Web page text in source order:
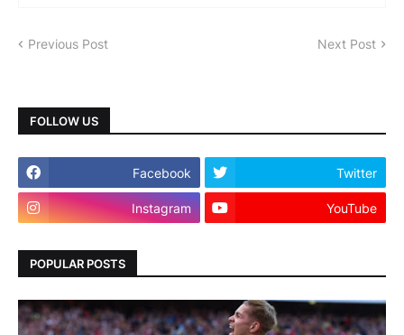
Previous Post Next Post
FOLLOW US
Facebook Twitter
Instagram YouTube
POPULAR POSTS